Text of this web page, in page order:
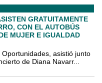
GRATUITAMENTE
CON EL AUTOBÚS
MUJER E IGUALDAD
asistió junto
de Diana Navarr...